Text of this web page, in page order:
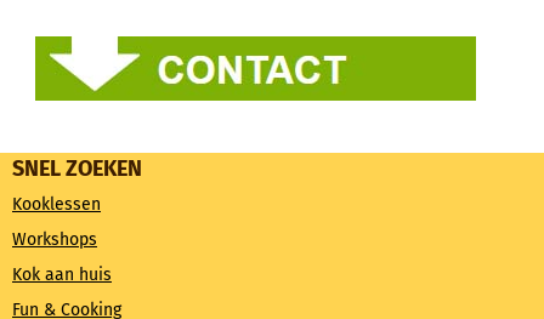
SNEL ZOEKEN
Kooklessen
Workshops
Kok aan huis
Fun & Cooking